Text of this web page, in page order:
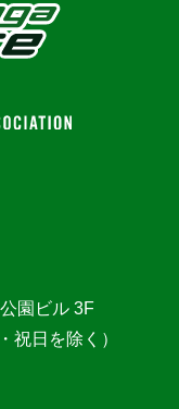
園ビル 3F
祝日を除く）